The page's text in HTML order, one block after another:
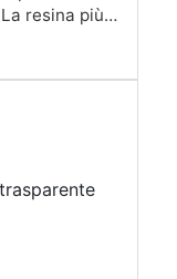
resina più
fino a 5 cm.
di tavoli in